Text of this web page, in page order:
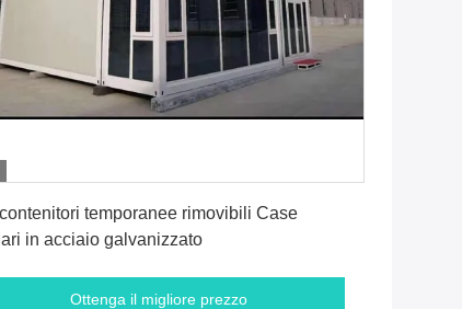
temporanee rimovibili Case
in acciaio galvanizzato
Ottenga il migliore prezzo